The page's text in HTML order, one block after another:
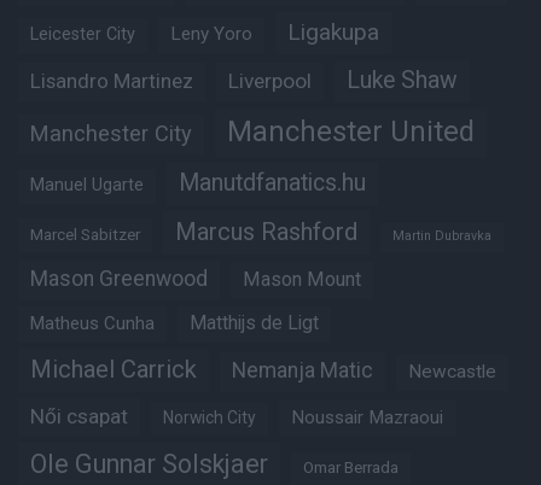
Leicester City Leny Yoro Ligakupa
Lisandro Martinez Liverpool Luke Shaw
Manchester City Manchester United
Manuel Ugarte Manutdfanatics.hu
Marcel Sabitzer Marcus Rashford Martin Dubravka
Mason Greenwood Mason Mount
Matheus Cunha Matthijs de Ligt
Michael Carrick Nemanja Matic Newcastle
Női csapat Norwich City Noussair Mazraoui
Ole Gunnar Solskjaer Omar Berrada